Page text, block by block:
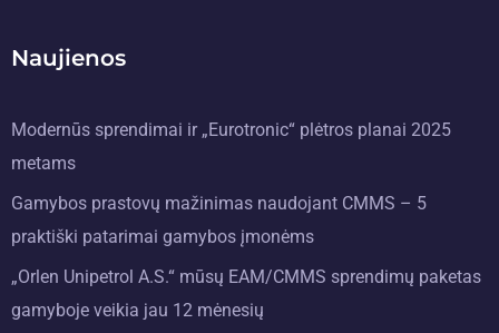
Naujienos
Modernūs sprendimai ir „Eurotronic“ plėtros planai 2025
metams
Gamybos prastovų mažinimas naudojant CMMS – 5
praktiški patarimai gamybos įmonėms
„Orlen Unipetrol A.S.“ mūsų EAM/CMMS sprendimų paketas
gamyboje veikia jau 12 mėnesių